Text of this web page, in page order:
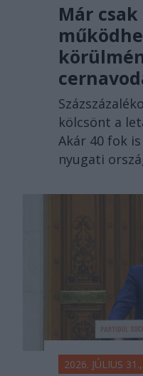
Már
kölcsönt a
Akár 40 fok
nyugati
2026. JÚLIUS